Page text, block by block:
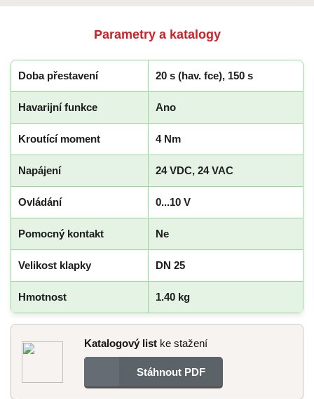
Parametry a katalogy
Doba přestavení 20 s (hav. fce), 150 s
Havarijní funkce Ano
Kroutící moment 4 Nm
Napájení 24 VDC, 24 VAC
Ovládání 0...10 V
Pomocný kontakt Ne
Velikost klapky DN 25
Hmotnost 1.40 kg
Katalogový list ke stažení
Stáhnout PDF